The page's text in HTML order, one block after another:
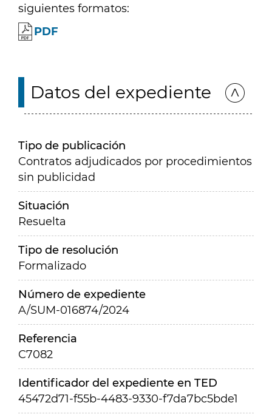
siguientes formatos:
PDF
Datos del expediente
Tipo de publicación
Contratos adjudicados por procedimientos
sin publicidad
Situación
Resuelta
Tipo de resolución
Formalizado
Número de expediente
A/SUM-016874/2024
Referencia
C7082
Identificador del expediente en TED
45472d71-f55b-4483-9330-f7da7bc5bde1